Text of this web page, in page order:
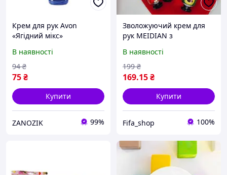
Крем для рук Avon
«Ягідний мікс»
В наявності
75₴
94 ₴
Купити
ZANOZIK 99%
Зволожуючий крем для
рук MEIDIAN з
30 г
В наявності
169.15₴
199 ₴
Купити
Fifa_shop 100%